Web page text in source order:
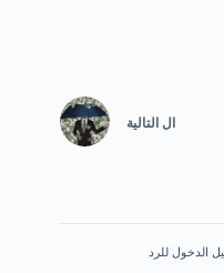
ال التالية
الدخول للرد